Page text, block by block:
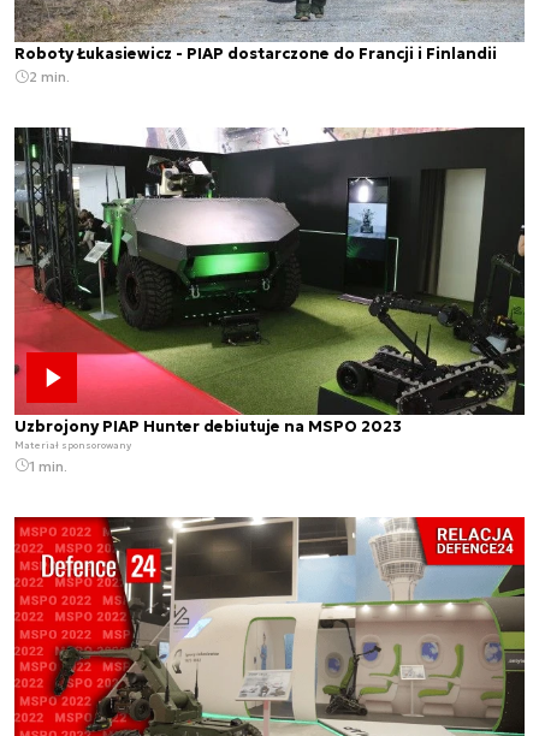
Roboty Łukasiewicz - PIAP dostarczone do Francji i Finlandii
2 min.
Uzbrojony PIAP Hunter debiutuje na MSPO 2023
Materiał sponsorowany
1 min.